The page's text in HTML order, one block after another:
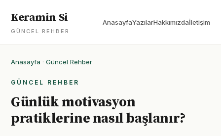
Keramin Si
GÜNCEL REHBER
AnasayfaYazılarHakkımızdaİletişim
Anasayfa · Güncel Rehber
GÜNCEL REHBER
Günlük motivasyon
pratiklerine nasıl başlanır?